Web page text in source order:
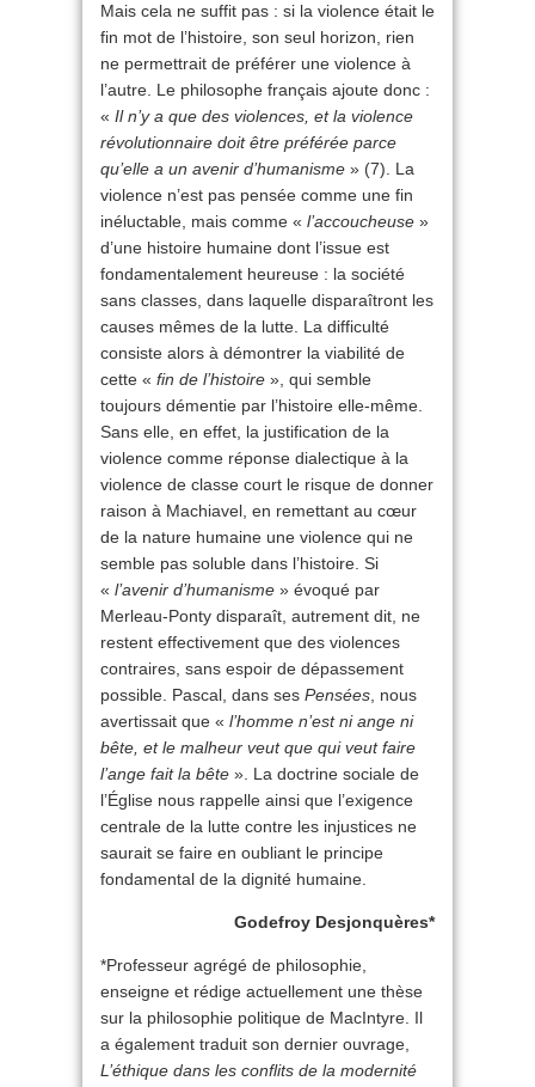
Mais cela ne suffit pas : si la violence était le
fin mot de l’histoire, son seul horizon, rien
ne permettrait de préférer une violence à
l’autre. Le philosophe français ajoute donc :
« Il n’y a que des violences, et la violence
révolutionnaire doit être préférée parce
qu’elle a un avenir d’humanisme » (7). La
violence n’est pas pensée comme une fin
inéluctable, mais comme « l’accoucheuse »
d’une histoire humaine dont l’issue est
fondamentalement heureuse : la société
sans classes, dans laquelle disparaîtront les
causes mêmes de la lutte. La difficulté
consiste alors à démontrer la viabilité de
cette « fin de l’histoire », qui semble
toujours démentie par l’histoire elle-même.
Sans elle, en effet, la justification de la
violence comme réponse dialectique à la
violence de classe court le risque de donner
raison à Machiavel, en remettant au cœur
de la nature humaine une violence qui ne
semble pas soluble dans l’histoire. Si
« l’avenir d’humanisme » évoqué par
Merleau-Ponty disparaît, autrement dit, ne
restent effectivement que des violences
contraires, sans espoir de dépassement
possible. Pascal, dans ses Pensées , nous
avertissait que « l’homme n’est ni ange ni
bête, et le malheur veut que qui veut faire
l’ange fait la bête ». La doctrine sociale de
l’Église nous rappelle ainsi que l’exigence
centrale de la lutte contre les injustices ne
saurait se faire en oubliant le principe
fondamental de la dignité humaine.
Godefroy Desjonquères*
*Professeur agrégé de philosophie,
enseigne et rédige actuellement une thèse
sur la philosophie politique de MacIntyre. Il
a également traduit son dernier ouvrage,
L’éthique dans les conflits de la modernité